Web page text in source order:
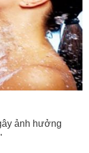
ảnh hưởng